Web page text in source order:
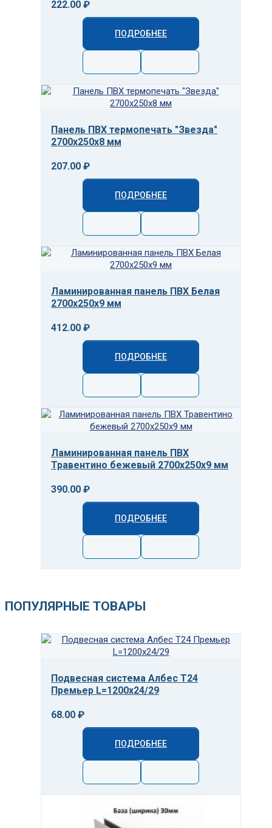
222.00 ₽
ПОДРОБНЕЕ
Панель ПВХ термопечать "Звезда"
2700x250x8 мм
207.00 ₽
ПОДРОБНЕЕ
Ламинированная панель ПВХ Белая
2700x250x9 мм
412.00 ₽
ПОДРОБНЕЕ
Ламинированная панель ПВХ
Травентино бежевый 2700x250x9 мм
390.00 ₽
ПОДРОБНЕЕ
ПОПУЛЯРНЫЕ ТОВАРЫ
Подвесная система Албес T24
Премьер L=1200х24/29
68.00 ₽
ПОДРОБНЕЕ